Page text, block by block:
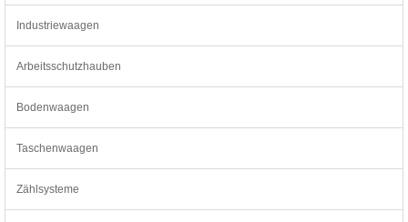
Industriewaagen
Arbeitsschutzhauben
Bodenwaagen
Taschenwaagen
Zählsysteme